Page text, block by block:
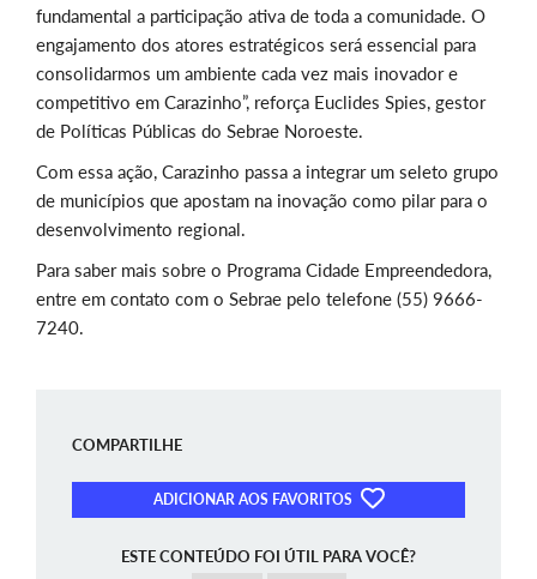
fundamental a participação ativa de toda a comunidade. O
engajamento dos atores estratégicos será essencial para
consolidarmos um ambiente cada vez mais inovador e
competitivo em Carazinho”, reforça Euclides Spies, gestor
de Políticas Públicas do Sebrae Noroeste.
Com essa ação, Carazinho passa a integrar um seleto grupo
de municípios que apostam na inovação como pilar para o
desenvolvimento regional.
Para saber mais sobre o Programa Cidade Empreendedora,
entre em contato com o Sebrae pelo telefone (55) 9666-
7240.
COMPARTILHE
ADICIONAR AOS FAVORITOS
ESTE CONTEÚDO FOI ÚTIL PARA VOCÊ?